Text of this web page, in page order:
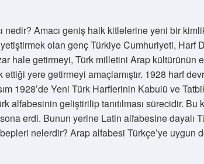
nedir? Amacı geniş halk kitlelerine yeni bir
olan genç Türkiye Cumhuriyeti, Harf
hale getirmeyi, Türk milletini Arap kültürünün
yere getirmeyi amaçlamıştır. 1928 harf
1928’de Yeni Türk Harflerinin Kabulü ve
alfabesinin geliştirilip tanıtılması sürecidir. Bu
erdi. Bunun yerine Latin alfabesine dayalı
nelerdir? Arap alfabesi Türkçe’ye uygun